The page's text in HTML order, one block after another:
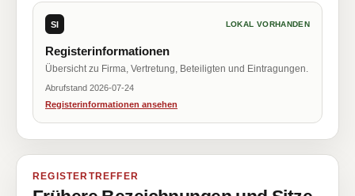
SI LOKAL VORHANDEN
Registerinformationen
Übersicht zu Firma, Vertretung, Beteiligten und Eintragungen.
Abrufstand 2026-07-24
Registerinformationen ansehen
REGISTERTREFFER